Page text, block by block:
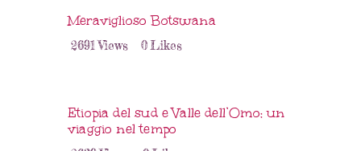
Meraviglioso Botswana
2691 Views 0Likes
Etiopia del sud e Valle dell’Omo: un
viaggio nel tempo